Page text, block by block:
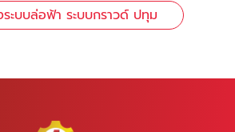
ะบบล่อฟ้า ระบบกราวด์ ปทุม